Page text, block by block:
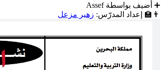
➕ أضيف بواسطة Assef
👨‍🏫
إعداد المدرّس: زهير مزعل